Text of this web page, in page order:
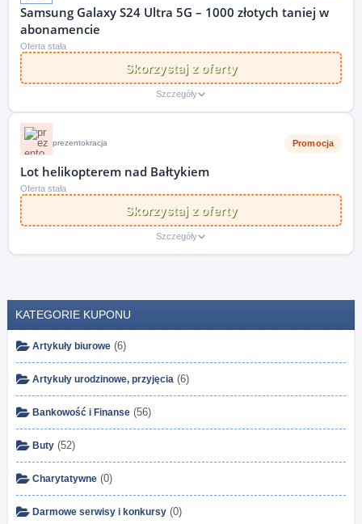
Samsung Galaxy S24 Ultra 5G – 1000 złotych taniej w
abonamencie
Oferta stała
Skorzystaj z oferty
Szczegóły
prezentokracja Promocja
Lot helikopterem nad Bałtykiem
Oferta stała
Skorzystaj z oferty
Szczegóły
KATEGORIE KUPONU
Artykuły biurowe (6)
Artykuły urodzinowe, przyjęcia (6)
Bankowość i Finanse (56)
Buty (52)
Charytatywne (0)
Darmowe serwisy i konkursy (0)